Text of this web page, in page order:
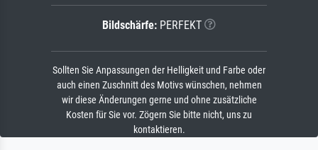
Bildschärfe: PERFEKT
Sollten Sie Anpassungen der Helligkeit und Farbe oder
auch einen Zuschnitt des Motivs wünschen, nehmen
wir diese Änderungen gerne und ohne zusätzliche
Kosten für Sie vor. Zögern Sie bitte nicht, uns zu
kontaktieren.